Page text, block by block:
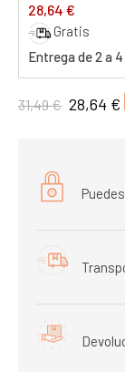
28,64 €
Gratis
Entrega de 2 a
31,49 € 28,64 €